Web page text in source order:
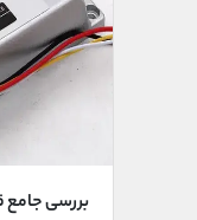
بررسی جامع